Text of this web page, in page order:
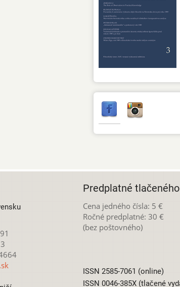
Predplatné
Cena jedného čísla: 5 €
Ročné predplatné: 30 €
(bez poštovného)
ISSN 2585-7061 (online)
ISSN 0046-385X (tlačené